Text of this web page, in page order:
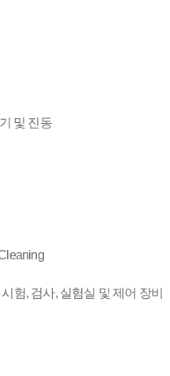
및 진동
험, 검사, 실험실 및 제어 장비